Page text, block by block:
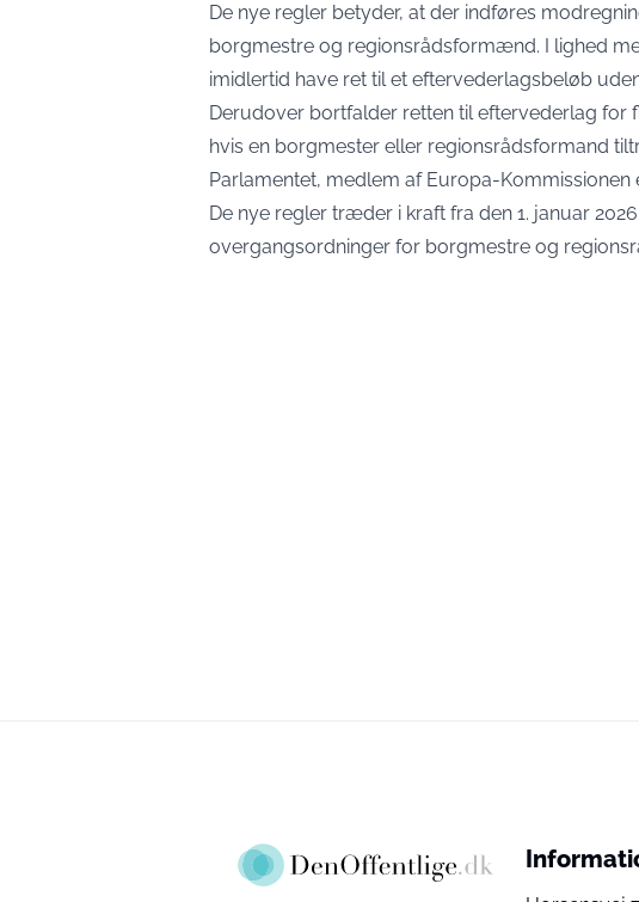
De nye regler betyder, at der indføres
borgmestre og regionsrådsformænd. I lighed
imidlertid have ret til et eftervederlagsbeløb
Derudover bortfalder retten til eftervederlag for
hvis en borgmester eller regionsrådsformand
Parlamentet, medlem af Europa-Kommissionen
De nye regler træder i kraft fra den 1. januar
overgangsordninger for borgmestre og